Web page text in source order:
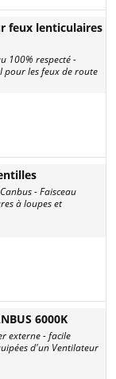
feux lenticulaires
100% respecté -
pour les feux de route
- Faisceau
à loupes et
6000K
externe - facile
d'un Ventilateur